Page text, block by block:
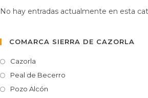
No hay entradas actualmente en esta
COMARCA SIERRA DE CAZORLA
Cazorla
Peal de Becerro
Pozo Alcón